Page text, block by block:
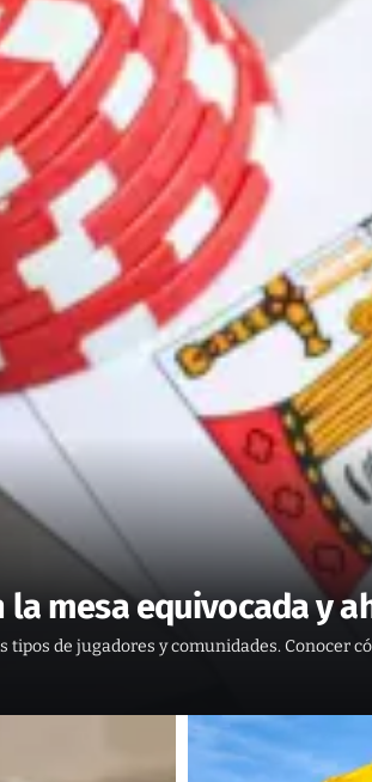
mesa equivocada y
de jugadores y comunidades.